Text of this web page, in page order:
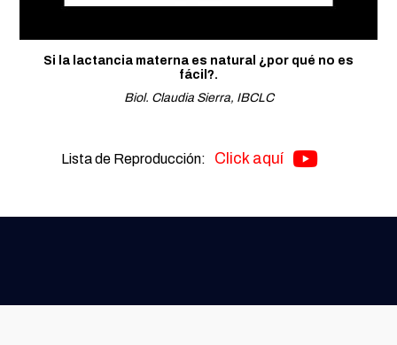
Si la lactancia materna es natural ¿por qué no es
fácil?.
Biol. Claudia Sierra, IBCLC
Lista de Reproducción: Click aquí